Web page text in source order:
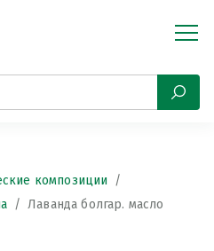
композиции
Лаванда болгар. масло